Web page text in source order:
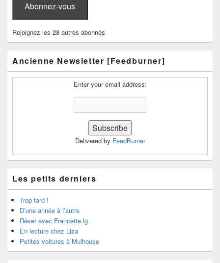
Abonnez-vous
Rejoignez les 28 autres abonnés
Ancienne Newsletter [Feedburner]
Enter your email address:
Delivered by FeedBurner
Les petits derniers
Trop tard !
D’une année à l’autre
Rêver avec Francette lg
En lecture chez Liza
Petites voitures à Mulhouse